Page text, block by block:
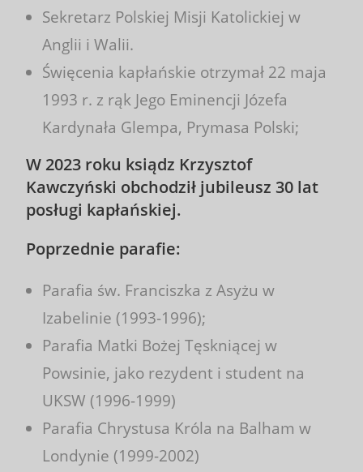
Sekretarz Polskiej Misji Katolickiej w
Anglii i Walii.
Święcenia kapłańskie otrzymał 22 maja
1993 r. z rąk Jego Eminencji Józefa
Kardynała Glempa, Prymasa Polski;
W 2023 roku ksiądz Krzysztof
Kawczyński obchodził jubileusz 30 lat
posługi kapłańskiej.
Poprzednie parafie:
Parafia św. Franciszka z Asyżu w
Izabelinie (1993-1996);
Parafia Matki Bożej Tęskniącej w
Powsinie, jako rezydent i student na
UKSW (1996-1999)
Parafia Chrystusa Króla na Balham w
Londynie (1999-2002)